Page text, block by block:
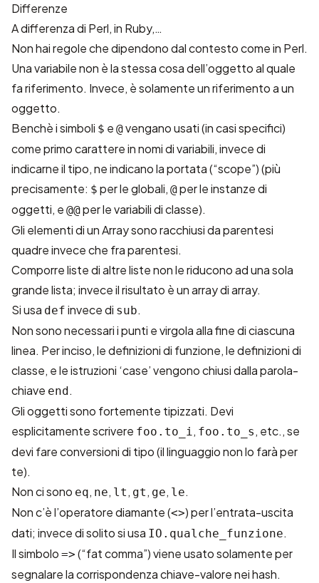
Differenze
A differenza di Perl, in Ruby,…
Non hai regole che dipendono dal contesto come in Perl.
Una variabile non è la stessa cosa dell’oggetto al quale
fa riferimento. Invece, è solamente un riferimento a un
oggetto.
Benchè i simboli $ e @vengano usati (in casi specifici)
come primo carattere in nomi di variabili, invece di
indicarne il tipo, ne indicano la portata (“scope”) (più
precisamente: $ per le globali, @per le instanze di
oggetti, e @@per le variabili di classe).
Gli elementi di un Array sono racchiusi da parentesi
quadre invece che fra parentesi.
Comporre liste di altre liste non le riducono ad una sola
grande lista; invece il risultato è un array di array.
Si usa def invece di sub.
Non sono necessari i punti e virgola alla fine di ciascuna
linea. Per inciso, le definizioni di funzione, le definizioni di
classe, e le istruzioni ‘case’ vengono chiusi dalla parola-
chiave end.
Gli oggetti sono fortemente tipizzati. Devi
esplicitamente scrivere foo.to_i, foo.to_s , etc., se
devi fare conversioni di tipo (il linguaggio non lo farà per
te).
Non ci sono eq, ne, lt , gt , ge, le.
Non c’è l’operatore diamante (<>) per l’entrata-uscita
dati; invece di solito si usa IO.qualche_funzione.
Il simbolo => (“fat comma”) viene usato solamente per
segnalare la corrispondenza chiave-valore nei hash.